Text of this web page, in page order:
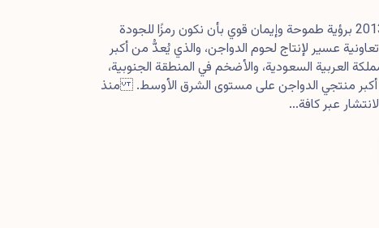
بدأت رحلتنا في أصول عام 2013 برؤية طموحة وإيمان قوي بأن نكون رمزًا للجودة
عسير لإنتاج لحوم الدواجن، والذي يُعدُّ من أكبر
العربية السعودية، والأضخم في المنطقة الجنوبية،
أكبر منتجي الدواجن على مستوى الشرق الأوسط. منذ
عبر كافة...